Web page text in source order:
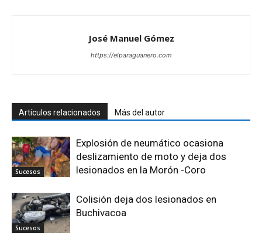
José Manuel Gómez
https://elparaguanero.com
Artículos relacionados Más del autor
Sucesos
Explosión de neumático ocasiona
deslizamiento de moto y deja dos
lesionados en la Morón -Coro
Sucesos
Colisión deja dos lesionados en
Buchivacoa